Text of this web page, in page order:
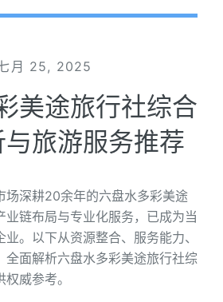
月 25, 2025
美途旅行社综合
旅游服务推荐
场深耕20余年的六盘水多彩美途
业链布局与专业化服务，已成为当
。以下从资源整合、服务能力、
全面解析六盘水多彩美途旅行社综
威参考。